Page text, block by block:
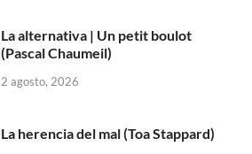
La alternativa | Un petit boulot
(Pascal Chaumeil)
2 agosto, 2026
La herencia del mal (Toa Stappard)